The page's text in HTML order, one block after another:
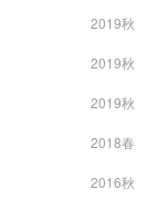
2019秋
2019秋
2019秋
2018春
2016秋